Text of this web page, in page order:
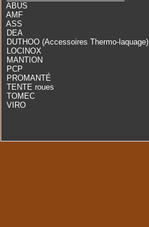
ABUS
AMF
ASS
DEA
DUTHOO (Accessoires Thermo-laquage)
LOCINOX
MANTION
PCP
PROMANTÉ
TENTE roues
TOMEC
VIRO